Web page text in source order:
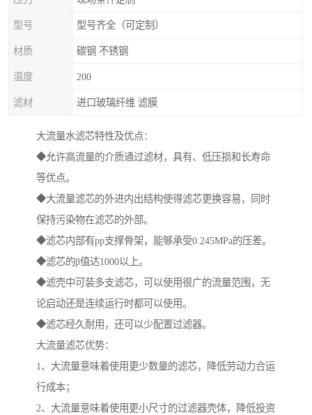
型号 型号齐全（可定制）
材质 碳钢 不锈钢
温度 200
滤材 进口玻璃纤维 滤膜
大流量水滤芯特性及优点：
◆允许高流量的介质通过滤材，具有、低压损和长寿命
等优点。
◆大流量滤芯的外进内出结构使得滤芯更换容易，同时
保持污染物在滤芯的外部。
◆滤芯内部有pp支撑骨架，能够承受0.245MPa的压差。
◆滤芯的β值达1000以上。
◆滤壳中可装多支滤芯，可以使用很广的流量范围，无
论启动还是连续运行时都可以使用。
◆滤芯经久耐用，还可以少配置过滤器。
大流量滤芯优势：
1、大流量意味着使用更少数量的滤芯，降低劳动力合运
行成本；
2、大流量意味着使用更小尺寸的过滤器壳体，降低投资